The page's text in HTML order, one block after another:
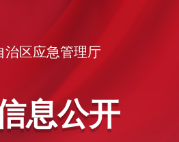
治区应急管理厅
息公开